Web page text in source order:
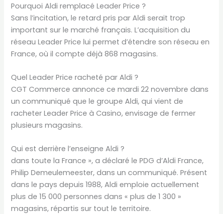
Pourquoi Aldi remplacé Leader Price ?
Sans l’incitation, le retard pris par Aldi serait trop
important sur le marché français. L’acquisition du
réseau Leader Price lui permet d’étendre son réseau en
France, où il compte déjà 868 magasins.
Quel Leader Price racheté par Aldi ?
CGT Commerce annonce ce mardi 22 novembre dans
un communiqué que le groupe Aldi, qui vient de
racheter Leader Price à Casino, envisage de fermer
plusieurs magasins.
Qui est derrière l’enseigne Aldi ?
dans toute la France », a déclaré le PDG d’Aldi France,
Philip Demeulemeester, dans un communiqué. Présent
dans le pays depuis 1988, Aldi emploie actuellement
plus de 15 000 personnes dans « plus de 1 300 »
magasins, répartis sur tout le territoire.